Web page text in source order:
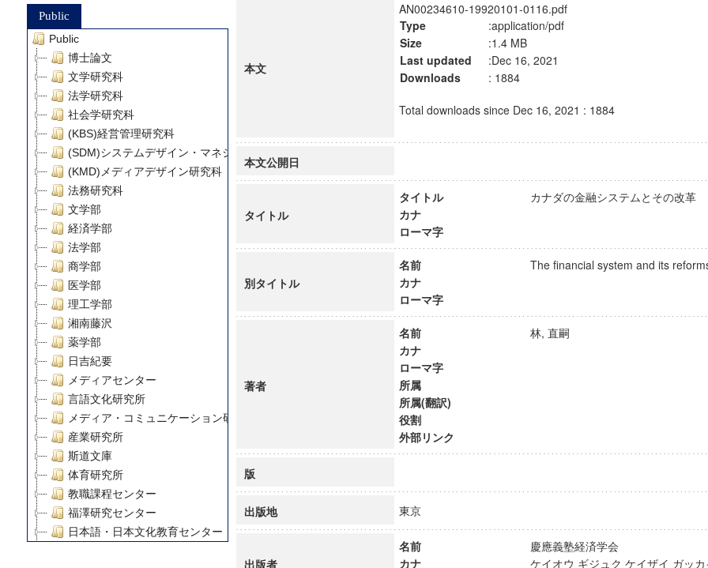
Public
Public
博士論文
文学研究科
法学研究科
社会学研究科
(KBS)経営管理研究科
(SDM)システムデザイン・マネジメント研究科
(KMD)メディアデザイン研究科
法務研究科
文学部
経済学部
法学部
商学部
医学部
理工学部
湘南藤沢
薬学部
日吉紀要
メディアセンター
言語文化研究所
メディア・コミュニケーション研究所
産業研究所
斯道文庫
体育研究所
教職課程センター
福澤研究センター
日本語・日本文化教育センター
本文
AN00234610-19920101-0116.pdf
Type
:application/pdf
Size
:1.4 MB
Last updated
:Dec 16, 2021
Downloads
: 1884
Total downloads since Dec 16, 2021 : 1884
本文公開日
タイトル
タイトル
カナダの金融システムとその改
カナ
ローマ字
別タイトル
名前
The financial system and its
カナ
ローマ字
著者
名前
林, 直嗣
カナ
ローマ字
所属
所属(翻訳)
役割
外部リンク
版
出版地 東京
出版者
名前
慶應義塾経済学会
カナ
ケイオウ ギジュク ケイザイ ガ